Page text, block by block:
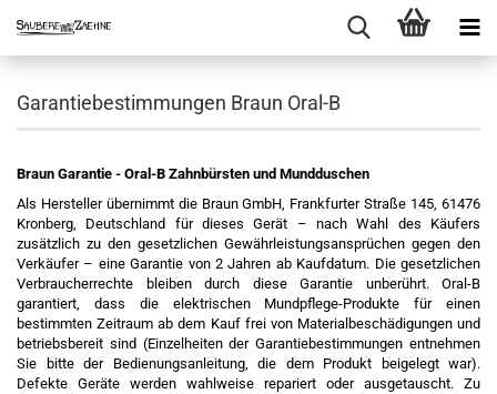
Garantiebestimmungen Braun Oral-B
Braun Garantie - Oral-B Zahnbürsten und Mundduschen
Als Hersteller übernimmt die Braun GmbH, Frankfurter Straße 145, 61476
Kronberg, Deutschland für dieses Gerät – nach Wahl des Käufers
zusätzlich zu den gesetzlichen Gewährleistungsansprüchen gegen den
Verkäufer – eine Garantie von 2 Jahren ab Kaufdatum. Die gesetzlichen
Verbraucherrechte bleiben durch diese Garantie unberührt. Oral-B
garantiert, dass die elektrischen Mundpflege-Produkte für einen
bestimmten Zeitraum ab dem Kauf frei von Materialbeschädigungen und
betriebsbereit sind (Einzelheiten der Garantiebestimmungen entnehmen
Sie bitte der Bedienungsanleitung, die dem Produkt beigelegt war).
Defekte Geräte werden wahlweise repariert oder ausgetauscht. Zu